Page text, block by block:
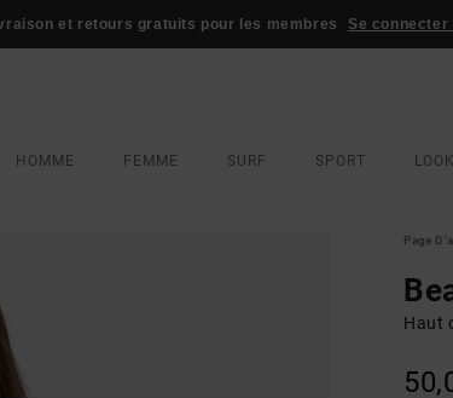
et retours gratuits pour les membres Se
HOMME FEMME SURF SPORT
Page
Haut